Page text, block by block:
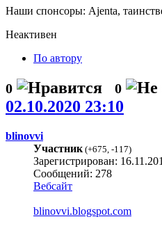
Наши спонсоры: Ajenta,
Неактивен
По автору
0 0
02.10.2020 23:10
blinovvi
Участник (+675 -117)
Зарегистрирован:
Сообщений: 278
Вебсайт
blinovvi.blogspot.com